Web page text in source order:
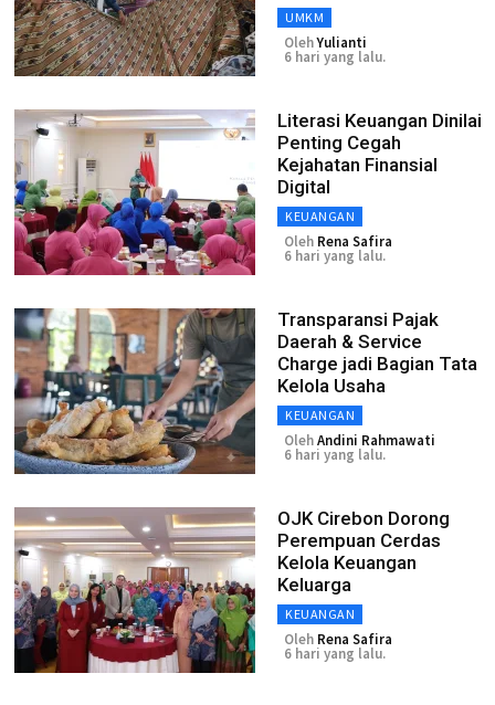
UMKM
OlehYulianti
6 hari yang lalu.
Literasi Keuangan Dinilai
Penting Cegah
Kejahatan Finansial
Digital
KEUANGAN
Oleh Rena Safira
6 hari yang lalu.
Transparansi Pajak
Daerah & Service
Charge jadi Bagian Tata
Kelola Usaha
KEUANGAN
OlehAndini Rahmawati
6 hari yang lalu.
OJK Cirebon Dorong
Perempuan Cerdas
Kelola Keuangan
Keluarga
KEUANGAN
Oleh Rena Safira
6 hari yang lalu.